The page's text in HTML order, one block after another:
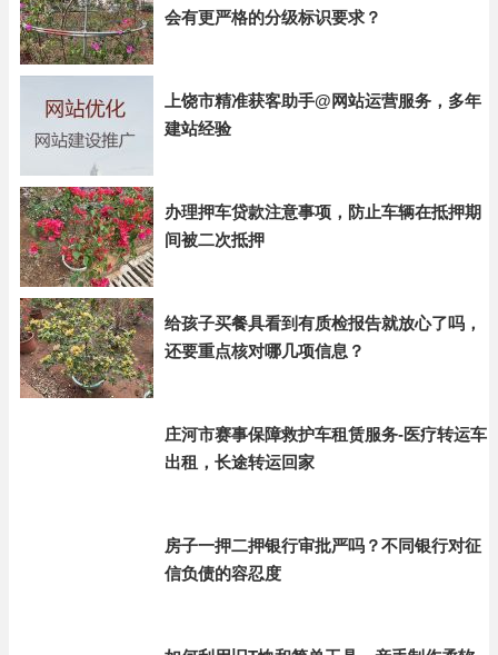
会有更严格的分级标识要求？
上饶市精准获客助手@网站运营服务，多年
建站经验
办理押车贷款注意事项，防止车辆在抵押期
间被二次抵押
给孩子买餐具看到有质检报告就放心了吗，
还要重点核对哪几项信息？
庄河市赛事保障救护车租赁服务-医疗转运车
出租，长途转运回家
房子一押二押银行审批严吗？不同银行对征
信负债的容忍度